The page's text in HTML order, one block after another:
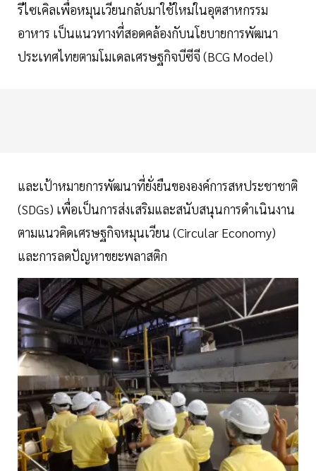
รีไซเคิลเพื่อหมุนเวียนกลับมาใช้ใหม่ในอุตสาหกรรม
อาหาร เป็นแนวทางที่สอดคล้องกับนโยบายการพัฒนา
ประเทศไทยตามโมเดลเศรษฐกิจบีซีจี (BCG Model)
และเป้าหมายการพัฒนาที่ยั่งยืนขององค์การสหประชาชาติ
(SDGs) เพื่อเป็นการส่งเสริมและสนับสนุนการดำเนินงาน
ตามแนวคิดเศรษฐกิจหมุนเวียน (Circular Economy)
และการลดปัญหาขยะพลาสติก